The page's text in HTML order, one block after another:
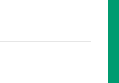
2141